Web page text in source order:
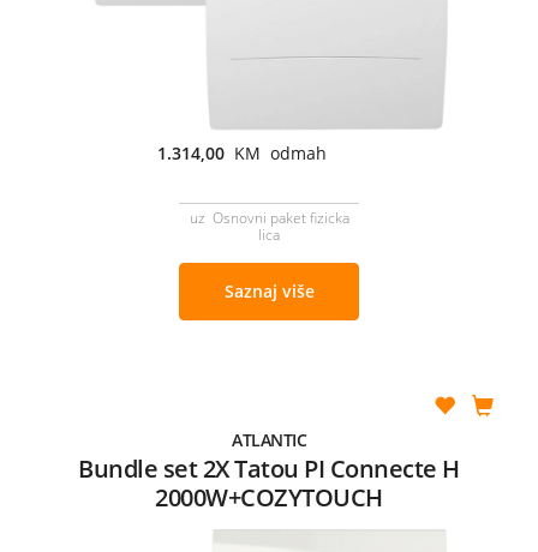
1.314,00 KM odmah
uz Osnovni paket fizicka
lica
Saznaj više
ATLANTIC
Bundle set 2X Tatou PI Connecte H
2000W+COZYTOUCH